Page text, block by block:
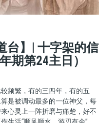
台】| 十字架的信
期第24主日）
频繁，有的三四年，有的五
是被调动最多的一位神父，每
心灵上一阵折磨与痛楚，好不